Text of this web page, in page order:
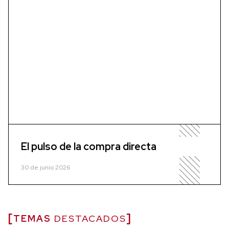
El pulso de la compra directa
30 de junio 2026
TEMAS DESTACADOS